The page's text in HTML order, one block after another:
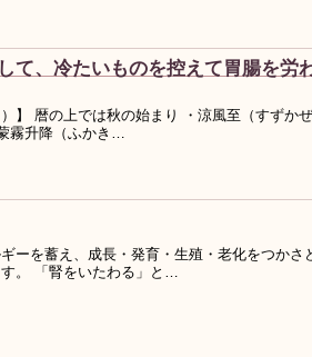
て、冷たいものを控えて胃腸を労
】 暦の上では秋の始まり ・涼風至（すずかぜ
霧升降（ふかき…
ーを蓄え、成長・発育・生殖・老化をつかさ
。 「腎をいたわる」と…